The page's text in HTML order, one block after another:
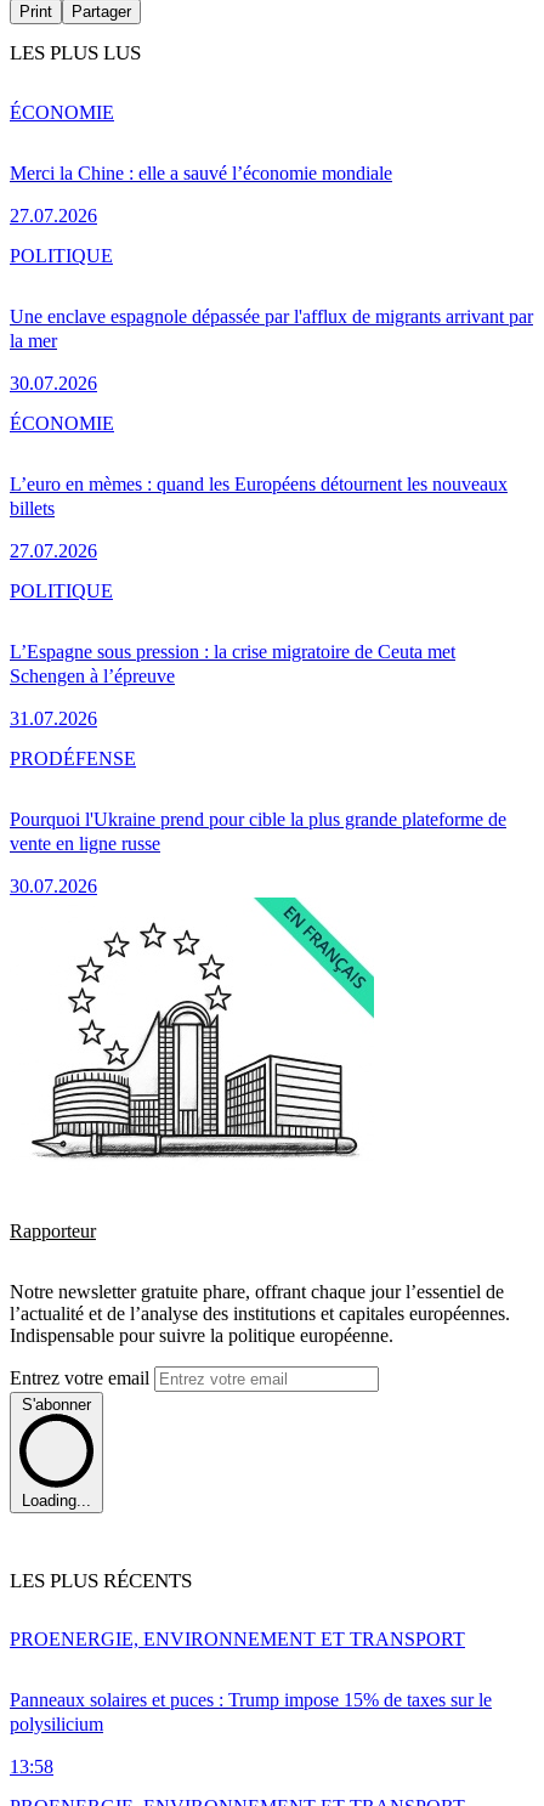
Print Partager
LES PLUS LUS
Merci la Chine : elle a sauvé l’économie mondiale
27.07.2026
ÉCONOMIE
Une enclave espagnole dépassée par l'afflux de migrants arrivant par
la mer
30.07.2026
POLITIQUE
L’euro en mèmes : quand les Européens détournent les nouveaux
billets
27.07.2026
ÉCONOMIE
L’Espagne sous pression : la crise migratoire de Ceuta met
Schengen à l’épreuve
31.07.2026
POLITIQUE
Pourquoi l'Ukraine prend pour cible la plus grande plateforme de
vente en ligne russe
30.07.2026
PRODÉFENSE
Rapporteur
Notre newsletter gratuite phare, offrant chaque jour l’essentiel de
l’actualité et de l’analyse des institutions et capitales européennes.
Indispensable pour suivre la politique européenne.
Entrez votre email
S'abonner
Loading...
LES PLUS RÉCENTS
Panneaux solaires et puces : Trump impose 15% de taxes sur le
polysilicium
13:58
PROENERGIE, ENVIRONNEMENT ET TRANSPORT